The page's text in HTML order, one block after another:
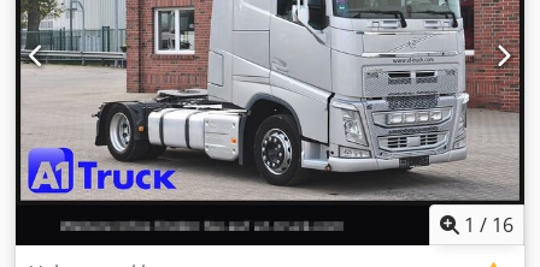
BESLISSEND, DE PRIJS KOMT OP DE TWEEDE PLAATS. Voor
verdere vragen kunt u contact opnemen met de heer Faller
op het opgegeven nummer. //*RUIL, INRUILEN OF BELENEN
VAN UW VOERTUIG, EVENALS FINANCIERING IS MOGELIJK!
Alle informatie is zonder garantie* Meer aanbiedingen
vindt u op onze homepage. De beschrijving en genoemde
gegevens vormen geen gegarandeerde toezegging en zijn
niet bindend. Bindend is de koopovereenkomst die bij
aankoop van het voertuig in ons autobedrijf wordt
afgesloten. Fouten en tussentijdse verkoop voorbehouden!
1 / 16